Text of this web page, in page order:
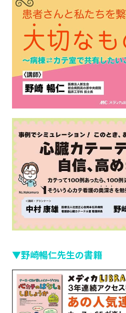
▼野崎暢仁先生の書籍